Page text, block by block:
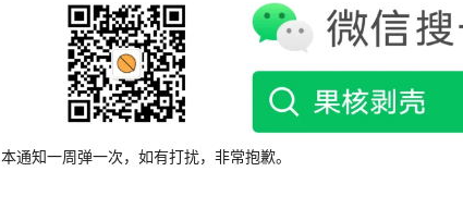
︶ㄣ槑鴿ヅ槑気⑽哫ㄣ
本通知一周弹一次，如有打扰，非常抱歉。